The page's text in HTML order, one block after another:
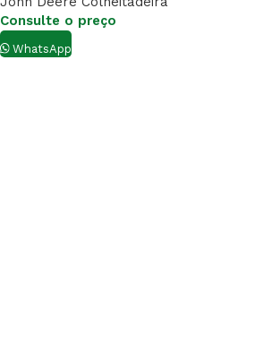
Consulte o preço
WhatsApp